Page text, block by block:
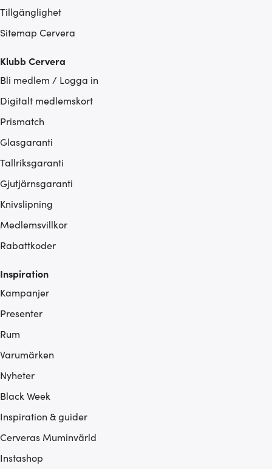
Tillgänglighet
Sitemap Cervera
Klubb Cervera
Bli medlem / Logga in
Digitalt medlemskort
Prismatch
Glasgaranti
Tallriksgaranti
Gjutjärnsgaranti
Knivslipning
Medlemsvillkor
Rabattkoder
Inspiration
Kampanjer
Presenter
Rum
Varumärken
Nyheter
Black Week
Inspiration & guider
Cerveras Muminvärld
Instashop